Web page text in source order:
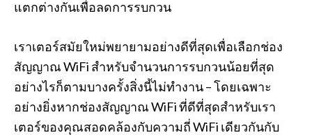
แตกต่างกันเพื่อลดการรบกวน
เราเตอร์สมัยใหม่พยายามอย่างดีที่สุดเพื่อเลือกช่อง
สัญญาณ WiFi สำหรับจำนวนการรบกวนน้อยที่สุด
อย่างไรก็ตามบางครั้งสิ่งนี้ไม่ทำงาน – โดยเฉพาะ
อย่างยิ่งหากช่องสัญญาณ WiFi ที่ดีที่สุดสำหรับเรา
เตอร์ของคุณสอดคล้องกับความถี่ WiFi เดียวกันกับ